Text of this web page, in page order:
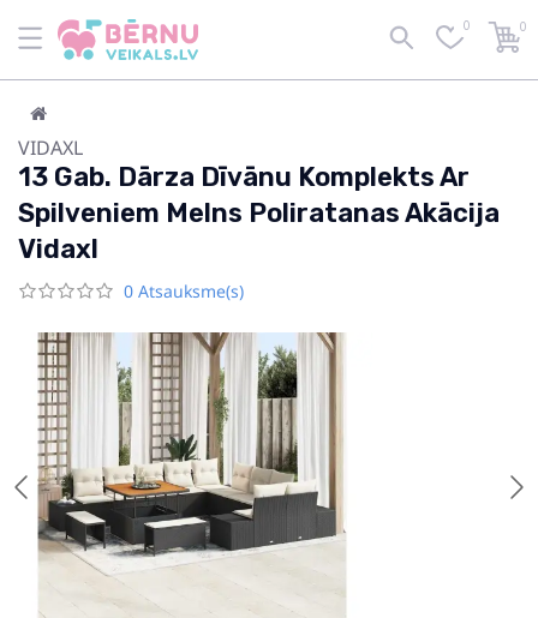
0 0
VIDAXL
13 Gab. Dārza Dīvānu Komplekts Ar
Spilveniem Melns Poliratanas Akācija
Vidaxl
0 Atsauksme(s)